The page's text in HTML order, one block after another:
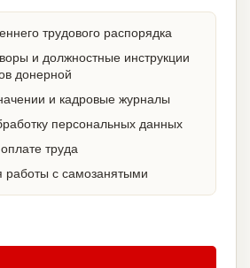
трудового распорядка
и должностные инструкции
донерной
и кадровые журналы
персональных данных
труда
работы с самозанятыми